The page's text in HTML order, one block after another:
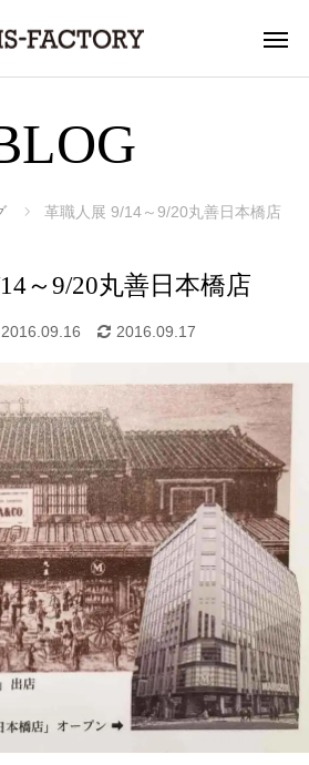
革職人展 9/14～9/20丸善日本橋店
～9/20丸善日本橋店
2016.09.16 2016.09.17